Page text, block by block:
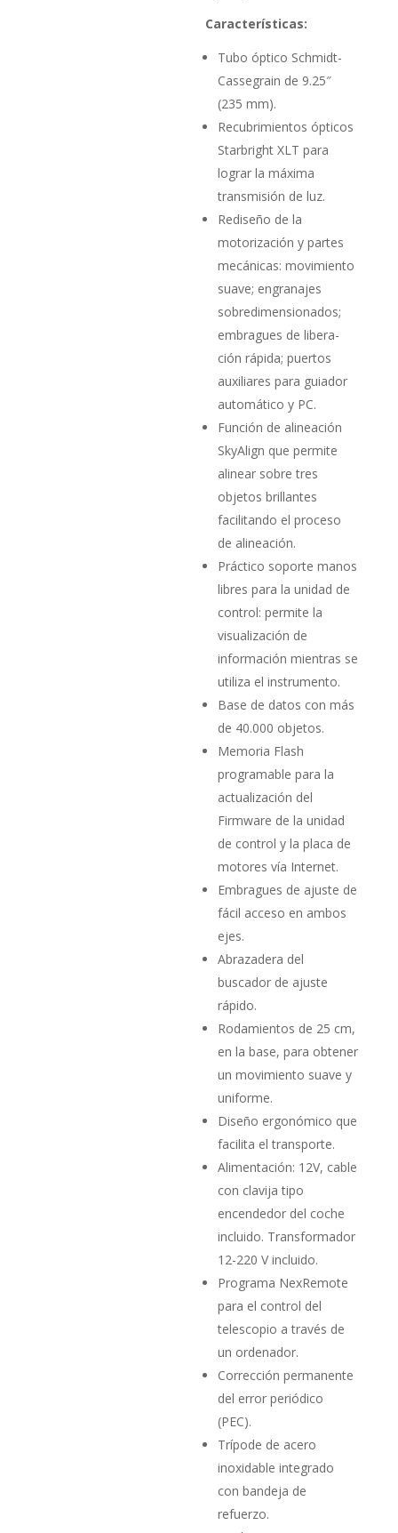
Características:
Tubo óptico Schmidt-
Cassegrain de 9.25″
(235 mm).
Recubrimientos ópticos
Starbright XLT para
lograr la máxima
transmisión de luz.
Rediseño de la
motorización y partes
mecánicas: movimiento
suave; engranajes
sobredimensionados;
embragues de libera­
ción rápida; puertos
auxiliares para guiador
automático y PC.
Función de alineación
SkyAlign que permite
alinear sobre tres
objetos brillantes
facilitando el proceso
de alineación.
Práctico soporte manos
libres para la unidad de
control: per­mite la
visualización de
información mientras se
utiliza el ins­trumento.
Base de datos con más
de 40.000 objetos.
Memoria Flash
programable para la
actualización del
Firmware de la unidad
de control y la placa de
motores vía Internet.
Embragues de ajuste de
fácil acceso en ambos
ejes.
Abrazadera del
buscador de ajuste
rápido.
Rodamientos de 25 cm,
en la base, para obtener
un movi­miento suave y
uniforme.
Diseño ergonómico que
facilita el transporte.
Alimentación: 12V, cable
con clavija tipo
encendedor del co­che
incluido. Transformador
12-220 V incluido.
Programa NexRemote
para el control del
telescopio a través de
un ordenador.
Corrección permanente
del error periódico
(PEC).
Trípode de acero
inoxidable integrado
con bandeja de
refuerzo.